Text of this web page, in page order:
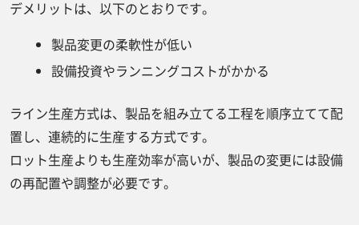
デメリットは、以下のとおりです。
製品変更の柔軟性が低い
設備投資やランニングコストがかかる
ライン生産方式は、製品を組み立てる工程を順序立てて配
置し、連続的に生産する方式です。
ロット生産よりも生産効率が高いが、製品の変更には設備
の再配置や調整が必要です。